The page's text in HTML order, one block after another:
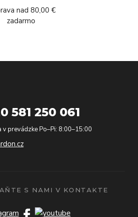
nad 80,00 €
zadarmo
581 250 061
v prevádzke Po–Pi: 8:00–15:00
S NAMI V KONTAKTE